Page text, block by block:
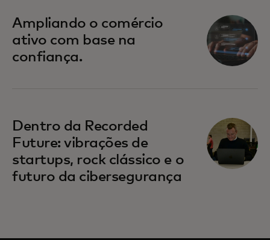
Ampliando o comércio
ativo com base na
confiança.
Dentro da Recorded
Future: vibrações de
startups, rock clássico e o
futuro da cibersegurança
abre em uma nova guia